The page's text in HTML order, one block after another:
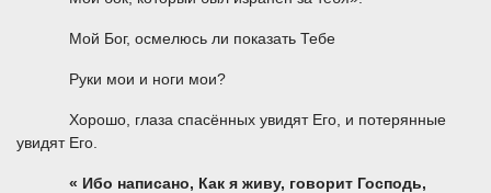
Мой Бог, осмелюсь ли показать Тебе
Руки мои и ноги мои?
Хорошо, глаза спасённых увидят Его, и потерянные
увидят Его.
« Ибо написано, Как я живу, говорит Господь,